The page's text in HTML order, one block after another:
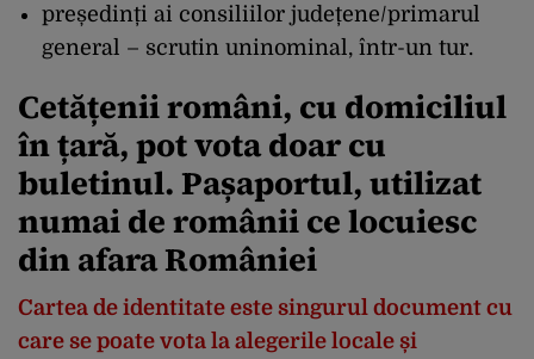
președinți ai consiliilor județene/primarul
general – scrutin uninominal, într-un tur.
Cetățenii români, cu domiciliul
în țară, pot vota doar cu
buletinul. Pașaportul, utilizat
numai de românii ce locuiesc
din afara României
Cartea de identitate este singurul document cu
care se poate vota la alegerile locale și